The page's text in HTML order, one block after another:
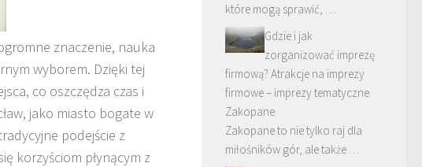
znaczenie, nauka
wyborem. Dzięki tej
co oszczędza czas i
jako miasto bogate w
podejście z
korzyściom płynącym z
które mogą sprawić, …
Gdzie i jak
zorganizować imprezę
firmową? Atrakcje na imprezy
firmowe – imprezy tematyczne
Zakopane
Zakopane to nie tylko raj dla
miłośników gór, ale także …